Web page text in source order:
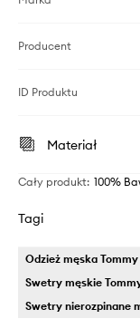
Producent
ID Produktu
Materiał
Cały produkt: 100%
Tagi
Odzież męska
Swetry męskie
Swetry nierozpinane